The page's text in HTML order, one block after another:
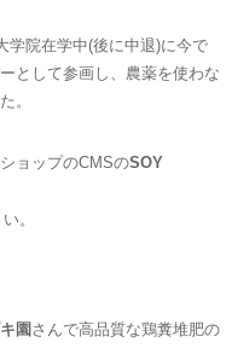
学院在学中(後に中退)に今で
として参画し、農薬を使わな
。
ョップのCMSのSOY
。
園 さんで高品質な鶏糞堆肥の